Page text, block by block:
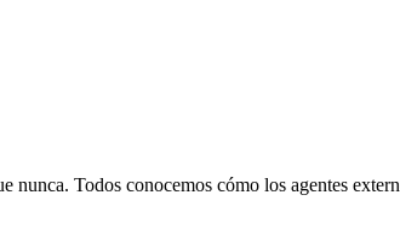
nunca. Todos conocemos cómo los agentes